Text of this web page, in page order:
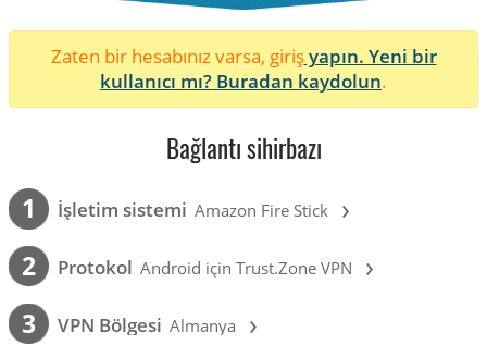
Zaten bir hesabınız varsa, girişyapın. Yeni bir
kullanıcı mı? Buradan kaydolun.
Bağlantı sihirbazı
1 İşletim sistemi Amazon Fire Stick ›
2 Protokol Android için Trust.Zone VPN ›
3 VPN Bölgesi Almanya ›